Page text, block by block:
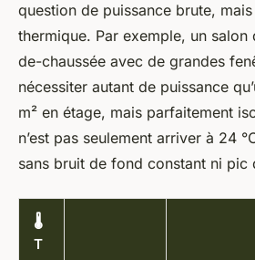
question de puissance brute, mais
thermique. Par exemple, un salon
de-chaussée avec de grandes
nécessiter autant de puissance
m² en étage, mais parfaitement
n’est pas seulement arriver à 24
sans bruit de fond constant ni pic
🌡️
T